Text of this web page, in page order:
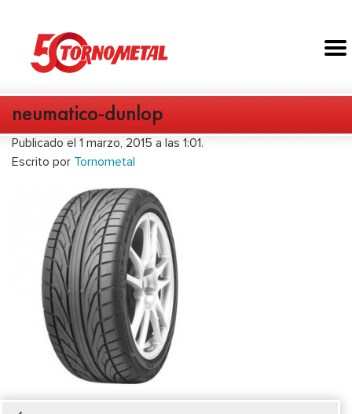
neumatico-dunlop
Publicado el 1 marzo, 2015 a las 1:01.
Escrito por Tornometal